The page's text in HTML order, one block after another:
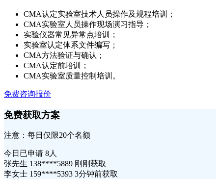
CMA认定实验室技术人员操作及规程培训；
CMA实验室人员操作现场演习指导；
实验仪器常见异常点培训；
实验室认定体系文件编写；
CMA方法验证与确认；
CMA认定前培训；
CMA实验室质量控制培训。
免费咨询报价
免费获取方案
注意：每日仅限20个名额
今日已申请 8人
张先生 138****5889 刚刚获取
李女士 159****5393 3分钟前获取